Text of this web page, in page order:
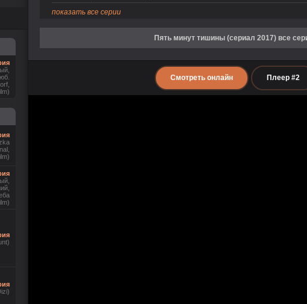
показать все серии
Пять минут тишины (сериал 2017) все
Смотреть онлайн Плеер #2